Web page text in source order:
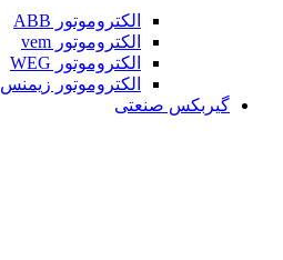
الکتروموتور ABB
الکتروموتور vem
الکتروموتور WEG
الکتروموتور زیمنس
گیربکس صنعتی